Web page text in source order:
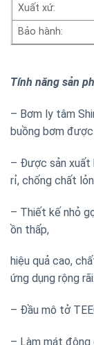
Xuất xứ:
Bảo hành:
Tính năng sản
– Bơm ly tâm
buồng bơm
– Được sản xuất
rỉ, chống chất
– Thiết kế nhỏ
ồn thấp,
hiệu quả cao,
ứng dụng rộng rãi.
– Đầu mô tở
– Làm mát